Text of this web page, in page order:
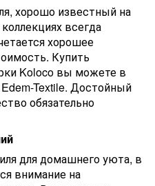
хорошо известный на
всегда
хорошее
Купить
Koloco вы можете в
Textile. Достойный
обязательно
для домашнего уюта, в
внимание на